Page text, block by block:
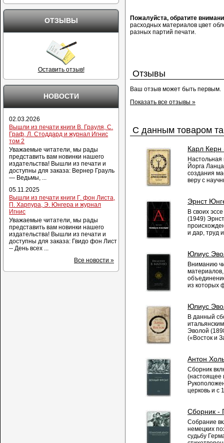
Пожалуйста, обратите
расходных материалов цвет
разных партий печати.
Отзывы
Ваш отзыв может быть первым.
Показать все отзывы »
С данным товаром
Карл Керн
Йорга
создания
веру с
Эрнст
В своих
(1949)
и дар, труд
Юлиус
Вниманию
из которых
Юлиус
В данный
Эволой
(«Восток и
Антон
Сборник
(настоящее
церковь и с
Сборник -
Собрание
немецких
судьбу
ОТЗЫВЫ
Оставить отзыв!
НОВОСТИ
02.03.2026
Вышли из печати книги В. Грауля, С.
Граф, Л. Стоддард и журнал Игнис
том 2
Уважаемые читатели, мы рады
представить вам новинки нашего
издательства! Вышли из печати и
доступны для заказа: Вернер Грауль
— Ведьмы, ...
05.11.2025
Вышли из печати книги Г. фон Листа,
П. Харпура, Э. Юнгера и журнал
Игнис
Уважаемые читатели, мы рады
представить вам новинки нашего
издательства! Вышли из печати и
доступны для заказа: Гвидо фон Лист
-- День всех ...
Все новости »